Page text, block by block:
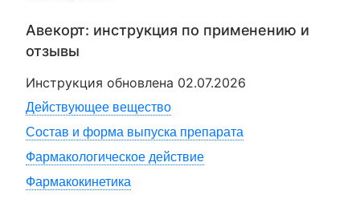
Авекорт: инструкция по применению и
отзывы
Инструкция обновлена 02.07.2026
Действующее вещество
Состав и форма выпуска препарата
Фармакологическое действие
Фармакокинетика